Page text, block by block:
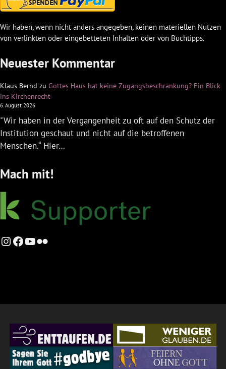
Wir haben, wenn nicht anders angegeben, keinen materiellen Nutzen
von verlinkten oder eingebetteten Inhalten oder von Buchtipps.
Neuester Kommentar
Klaus Bernd zu Gottes Haus hat keine Zugangsbeschränkung? Ein Blick
ins Kirchenrecht
6. August 2026
"Wir haben in der Vergangenheit zu oft auf den Schutz der
Institution geschaut und nicht auf die betroffenen
Menschen.“ Hier…
Mach mit!
Instagram
Facebook
YouTube
Flickr